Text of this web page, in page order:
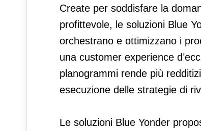
Create per soddisfare la
profittevole, le soluzioni Blue
orchestrano e ottimizzano i
una customer experience
planogrammi rende più
esecuzione delle strategie di
Le soluzioni Blue Yonder